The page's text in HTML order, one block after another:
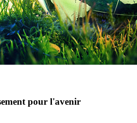
pour l'avenir